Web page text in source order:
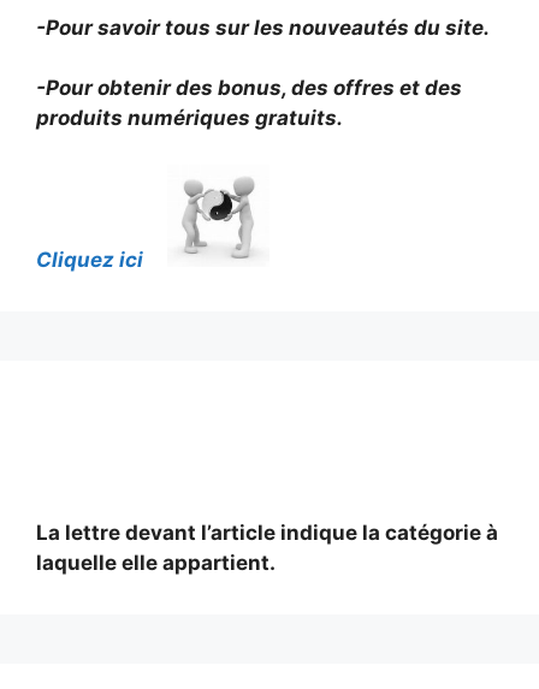
-Pour savoir tous sur les nouveautés du site.
-Pour obtenir des bonus, des offres et des
produits numériques gratuits.
Cliquez ici
La lettre devant l’article indique la catégorie à
laquelle elle appartient.